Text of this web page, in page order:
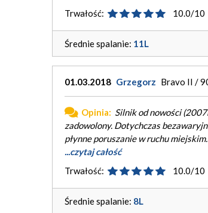
Trwałość:
10.0/10
Średnie spalanie: 11L
01.03.2018 Grzegorz Bravo II /
Opinia: Silnik od nowości
zadowolony. Dotychczas
płynne poruszanie w ruchu
...czytaj całość
Trwałość:
10.0/10
Średnie spalanie: 8L